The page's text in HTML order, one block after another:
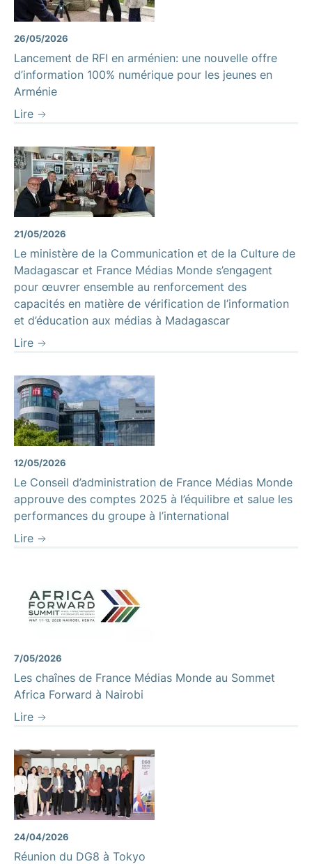
26/05/2026
Lancement de RFI en arménien: une nouvelle offre
d’information 100% numérique pour les jeunes en
Arménie
Lire
21/05/2026
Le ministère de la Communication et de la Culture de
Madagascar et France Médias Monde s’engagent
pour œuvrer ensemble au renforcement des
capacités en matière de vérification de l’information
et d’éducation aux médias à Madagascar
Lire
12/05/2026
Le Conseil d’administration de France Médias Monde
approuve des comptes 2025 à l’équilibre et salue les
performances du groupe à l’international
Lire
7/05/2026
Les chaînes de France Médias Monde au Sommet
Africa Forward à Nairobi
Lire
24/04/2026
Réunion du DG8 à Tokyo